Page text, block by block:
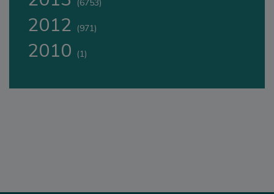
(6753)
2012 (971)
2010 (1)